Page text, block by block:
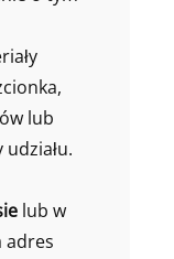
lub
lub w
adres